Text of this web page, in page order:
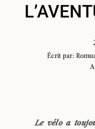
Écrit par:
Le vélo a